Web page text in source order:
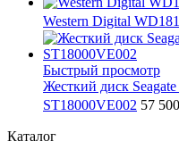
Western Digital
Быстрый просмотр
Жесткий диск
ST18000VE002 57
Каталог